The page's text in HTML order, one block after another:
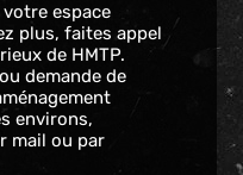
espace
plus, faites appel
de HMTP.
demande de
environs,
mail ou par